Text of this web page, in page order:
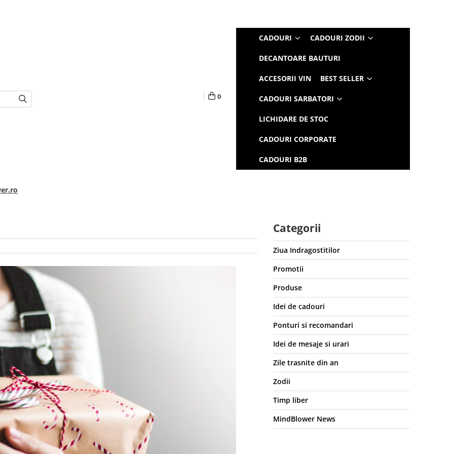
0
CADOURI CADOURI ZODII
DECANTOARE BAUTURI
ACCESORII VIN BEST SELLER
CADOURI SARBATORI
LICHIDARE DE STOC
CADOURI CORPORATE
CADOURI B2B
Categorii
Ziua Indragostitilor
Promotii
Produse
Idei de cadouri
Ponturi si recomandari
Idei de mesaje si urari
Zile trasnite din an
Zodii
Timp liber
MindBlower News